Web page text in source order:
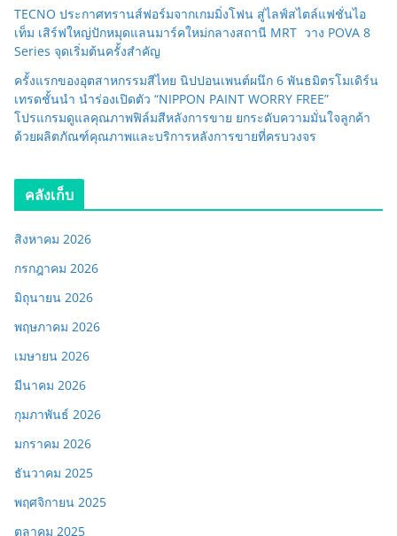
TECNO ประกาศทรานส์ฟอร์มจากเกมมิ่งโฟน สู่ไลฟ์สไตล์แฟชั่นไอ
เท็ม เสิร์ฟใหญ่ปักหมุดแลนมาร์คใหม่กลางสถานี MRT วาง POVA 8
Series จุดเริ่มต้นครั้งสำคัญ
ครั้งแรกของอุตสาหกรรมสีไทย นิปปอนเพนต์ผนึก 6 พันธมิตรโมเดิร์น
เทรดชั้นนำ นำร่องเปิดตัว “NIPPON PAINT WORRY FREE”
โปรแกรมดูแลคุณภาพฟิล์มสีหลังการขาย ยกระดับความมั่นใจลูกค้า
ด้วยผลิตภัณฑ์คุณภาพและบริการหลังการขายที่ครบวงจร
คลังเก็บ
สิงหาคม 2026
กรกฎาคม 2026
มิถุนายน 2026
พฤษภาคม 2026
เมษายน 2026
มีนาคม 2026
กุมภาพันธ์ 2026
มกราคม 2026
ธันวาคม 2025
พฤศจิกายน 2025
ตุลาคม 2025